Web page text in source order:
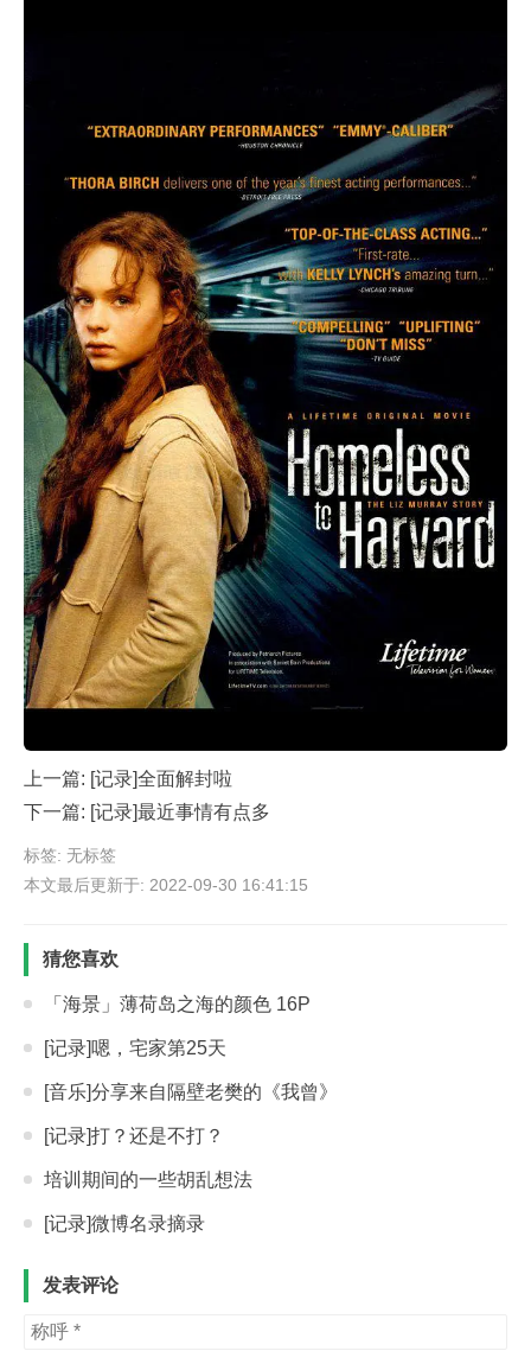
上一篇: [记录]全面解封啦
下一篇: [记录]最近事情有点多
标签: 无标签
本文最后更新于: 2022-09-30 16:41:15
猜您喜欢
「海景」薄荷岛之海的颜色 16P
[记录]嗯，宅家第25天
[音乐]分享来自隔壁老樊的《我曾》
[记录]打？还是不打？
培训期间的一些胡乱想法
[记录]微博名录摘录
发表评论